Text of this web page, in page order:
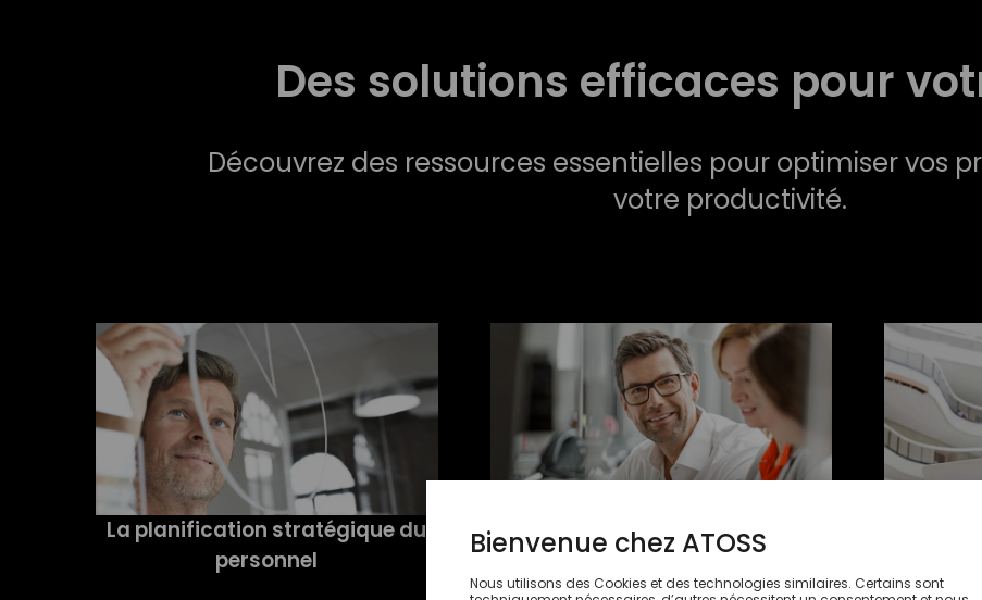
Des solutions efficaces pour
Découvrez des ressources essentielles pour optimiser vos
votre productivité.
La planification stratégique du
personnel​
Instruments contre la pénurie de
talents
Créer